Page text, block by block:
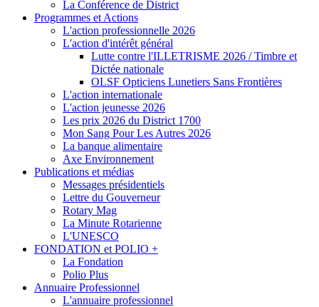
La Conférence de District
Programmes et Actions
L'action professionnelle 2026
L'action d'intérêt général
Lutte contre l'ILLETRISME 2026 / Timbre et
Dictée nationale
OLSF Opticiens Lunetiers Sans Frontières
L'action internationale
L'action jeunesse 2026
Les prix 2026 du District 1700
Mon Sang Pour Les Autres 2026
La banque alimentaire
Axe Environnement
Publications et médias
Messages présidentiels
Lettre du Gouverneur
Rotary Mag
La Minute Rotarienne
L'UNESCO
FONDATION et POLIO +
La Fondation
Polio Plus
Annuaire Professionnel
L'annuaire professionnel